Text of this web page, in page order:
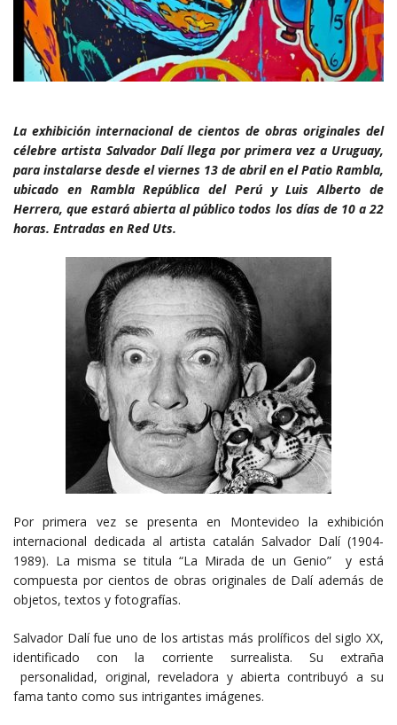
La exhibición internacional de cientos de obras originales del
célebre artista Salvador Dalí llega por primera vez a Uruguay,
para instalarse desde el viernes 13 de abril en el Patio Rambla,
ubicado en Rambla República del Perú y Luis Alberto de
Herrera, que estará abierta al público todos los días de 10 a 22
horas. Entradas en Red Uts.
Por primera vez se presenta en Montevideo la exhibición
internacional dedicada al artista catalán Salvador Dalí (1904-
1989). La misma se titula “La Mirada de un Genio” y está
compuesta por cientos de obras originales de Dalí además de
objetos, textos y fotografías.
Salvador Dalí fue uno de los artistas más prolíficos del siglo XX,
identificado con la corriente surrealista. Su extraña
personalidad, original, reveladora y abierta contribuyó a su
fama tanto como sus intrigantes imágenes.